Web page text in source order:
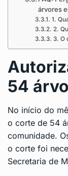
árvores
1.
2.
3. O
54
No início do
o corte de 54
comunidade.
o corte foi
Secretaria de